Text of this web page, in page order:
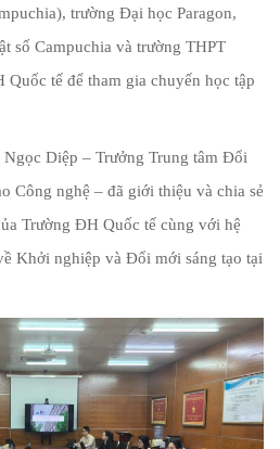
trường Đại học Paragon,
số Campuchia và trường THPT
Quốc tế để tham gia chuyến học tập
Diệp – Trưởng Trung tâm Đổi
Công nghệ – đã giới thiệu và chia sẻ
Trường ĐH Quốc tế cùng với hệ
Khởi nghiệp và Đổi mới sáng tạo tại